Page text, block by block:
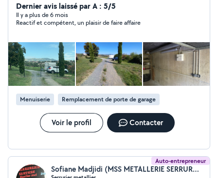
compétences : Électricité Neuf et rénovation : tableau
électrique ,prise , prise voiture électrique (green up )
luminaire etc Domotiques , interphone visiophone ,
RTS , Zigbee Recherche de pannes. Pose de volet
roulant , portail coulissant et battant , portillon.
Motorisation portail coulissant et battant D'autre corps
de métier sont aussi possible : Pose de clôture Rigide :
alu, pvc , composite N'hésitez pas à me contacter je
serai ravi de vous apporter une réponse à vos besoins
Dernier avis laissé par A : 5/5
Il y a plus de 6 mois
Reactif et compétent, un plaisir de faire affaire
Menuiserie Remplacement de porte de garage
Voir le profil Contacter
Auto-entrepreneur
Sofiane Madjidi (MSS METALLERIE SERRURERIE SERVICES)